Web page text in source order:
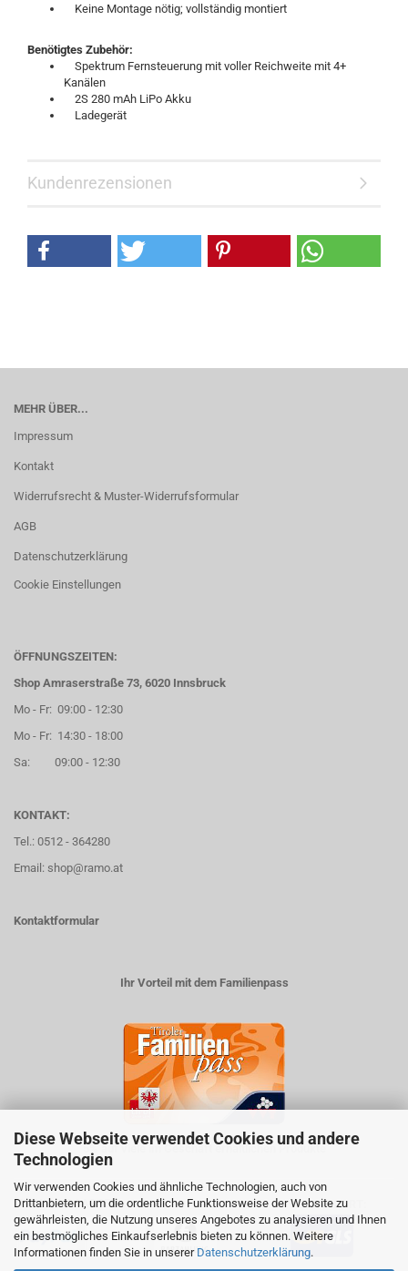
Diese Webseite verwendet Cookies und andere
Technologien
Wir verwenden Cookies und ähnliche Technologien, auch von
Drittanbietern, um die ordentliche Funktionsweise der Website zu
gewährleisten, die Nutzung unseres Angebotes zu analysieren und Ihnen
ein bestmögliches Einkaufserlebnis bieten zu können. Weitere
Informationen finden Sie in unserer Datenschutzerklärung.
Keine Montage nötig; vollständig montiert
Benötigtes Zubehör:
Spektrum Fernsteuerung mit voller Reichweite mit 4+
Kanälen
2S 280 mAh LiPo Akku
Ladegerät
Kundenrezensionen
MEHR ÜBER...
Impressum
Kontakt
Widerrufsrecht & Muster-Widerrufsformular
AGB
Datenschutzerklärung
Cookie Einstellungen
ÖFFNUNGSZEITEN:
Shop Amraserstraße 73, 6020 Innsbruck
Mo - Fr: 09:00 - 12:30
Mo - Fr: 14:30 - 18:00
Sa: 09:00 - 12:30
KONTAKT:
Tel.: 0512 - 364280
Email: shop@ramo.at
Kontaktformular
Ihr Vorteil mit dem Familienpass
5% auf viele im Geschäft erhältlichen Produkte
ZAHLUNGSARTEN VERSANDART: